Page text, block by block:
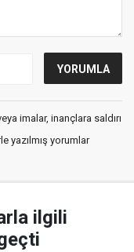
imalar, inançlara saldırı
yazılmış yorumlar
ilgili